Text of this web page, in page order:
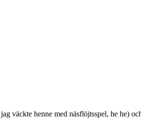
väckte henne med näsflöjtsspel, he he)